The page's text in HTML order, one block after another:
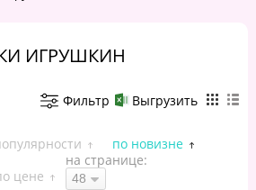
ИГРУШКИН
Фильтр Выгрузить
по новизне
цене
на странице: